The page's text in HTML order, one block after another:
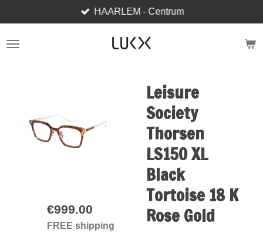
to
main
HAARLEM - Centrum
Leisure
Society
Thorsen
LS150 XL
Black
Tortoise 18 K
Rose Gold
€999.00
FREE shipping